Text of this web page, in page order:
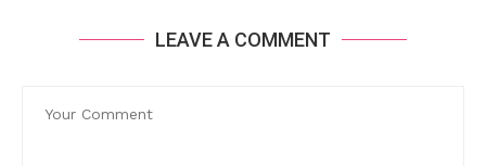
LEAVE A COMMENT